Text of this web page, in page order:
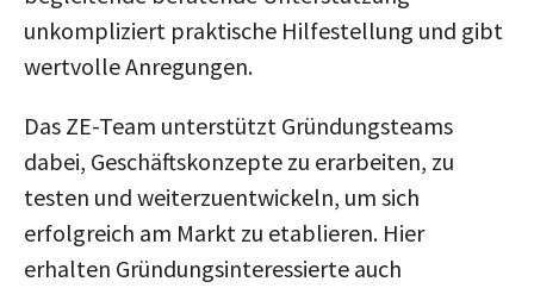
unkompliziert praktische Hilfestellung und gibt
wertvolle Anregungen.
Das ZE-Team unterstützt Gründungsteams
dabei, Geschäftskonzepte zu erarbeiten, zu
testen und weiterzuentwickeln, um sich
erfolgreich am Markt zu etablieren. Hier
erhalten Gründungsinteressierte auch